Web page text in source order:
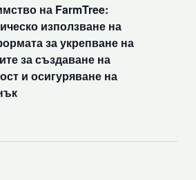
на FarmTree:
използване на
за укрепване на
за създаване на
и осигуряване на